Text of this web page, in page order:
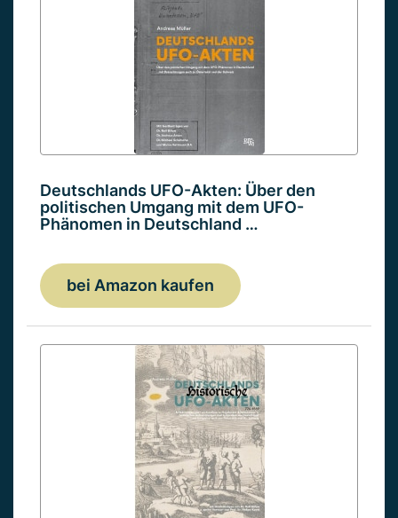
Deutschlands UFO-Akten: Über den
politischen Umgang mit dem UFO-
Phänomen in Deutschland …
bei Amazon kaufen